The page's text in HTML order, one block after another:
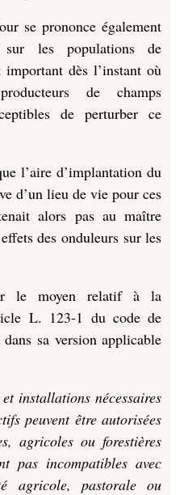
se prononce également
les populations de
dès l’instant où
de champs
de perturber ce
l’aire d’implantation du
d’un lieu de vie pour ces
alors pas au maître
des onduleurs sur les
le moyen relatif à la
L. 123-1 du code de
sa version applicable
installations nécessaires
peuvent être autorisées
agricoles ou forestières
pas incompatibles avec
agricole, pastorale ou